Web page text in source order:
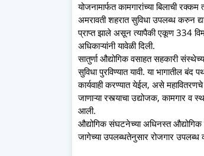
योजनामार्फत कामगारांच्या बिलाची
अमरावती शहरात सुविधा उपलब्ध करुन
प्राप्त झाले असून त्यापैकी एकूण 334
अधिकाऱ्यांनी यावेळी दिली.
सातुर्णा औद्योगिक वसाहत सहकारी
सुविधा पुरविण्यात यावी. या भागातील
कार्यवाही करण्यात येईल, असे
जाणाऱ्या रस्त्याचा उद्योजक, कामगार व
आली.
औद्योगिक संघटनेच्या अधिनस्त औद्योगिक
जागेच्या उपलब्धतेनुसार रोजगार उपलब्ध